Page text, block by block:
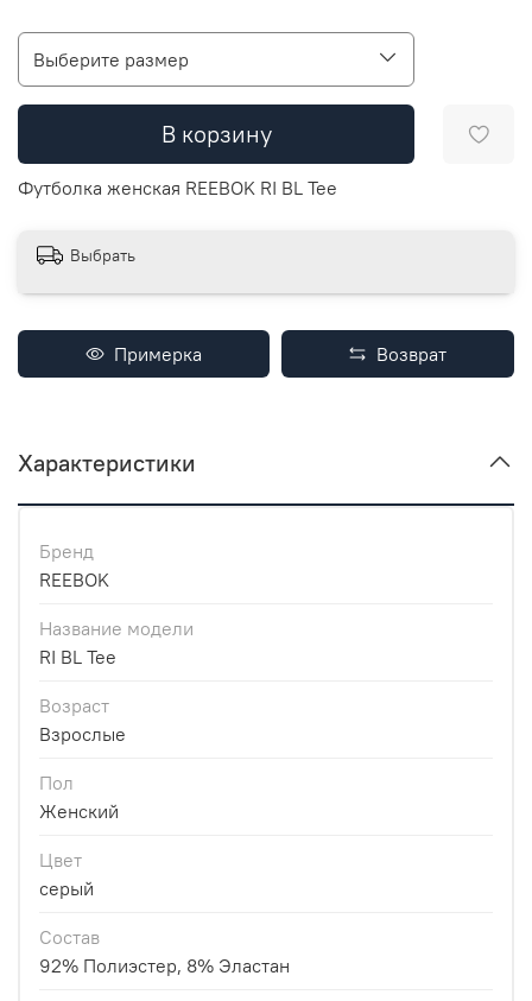
Выберите размер
В корзину
Футболка женская REEBOK RI BL Tee
Выбрать
Примерка Возврат
Характеристики
Бренд
REEBOK
Название модели
RI BL Tee
Возраст
Взрослые
Пол
Женский
Цвет
серый
Состав
92% Полиэстер, 8% Эластан